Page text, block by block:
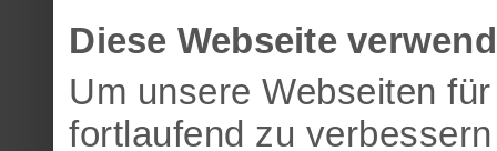
Diese Webseite
Um unsere Webseiten
fortlaufend zu